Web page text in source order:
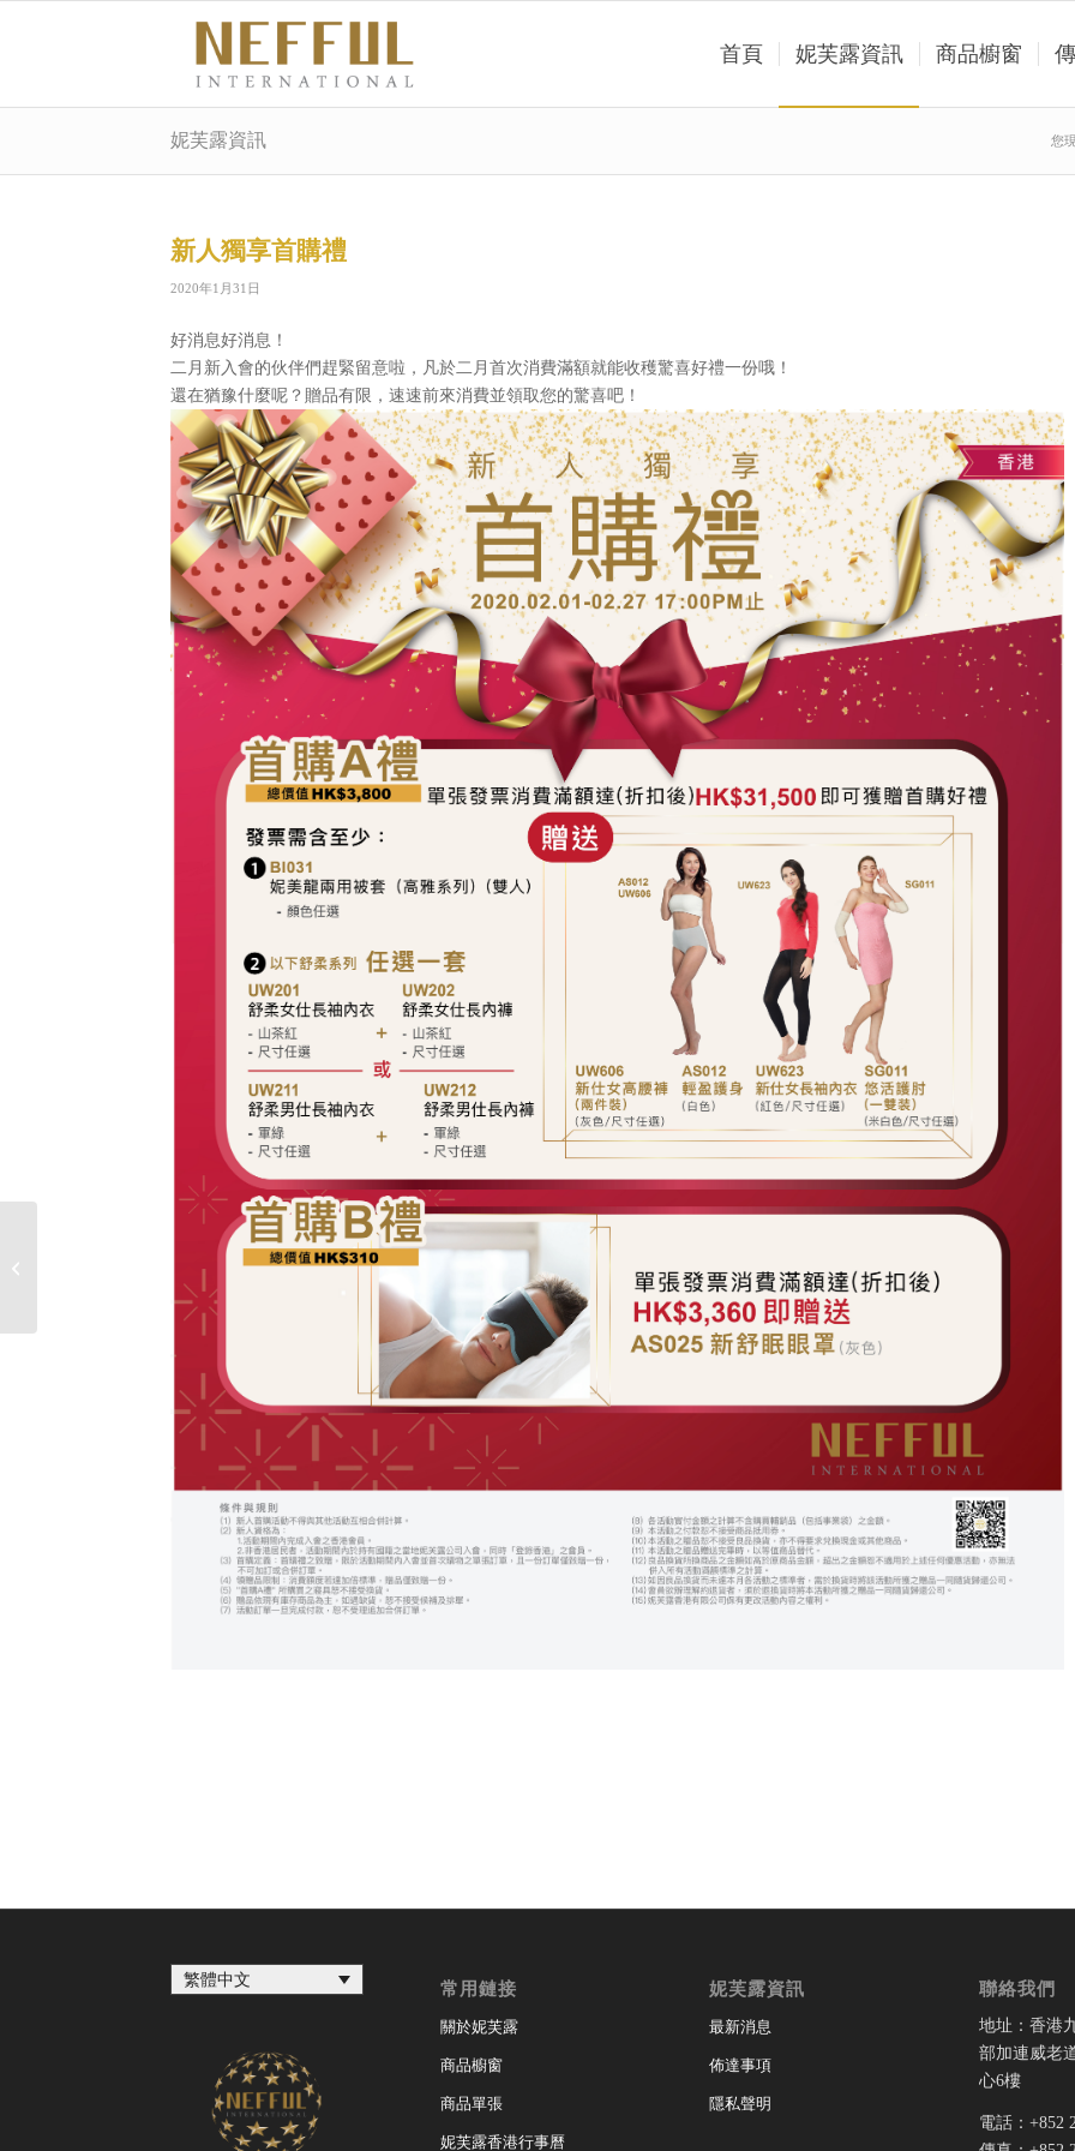
首頁 妮芙露資訊 商品櫥窗
妮芙露資訊 您
新人獨享首購禮
2020年1月31日
好消息好消息！
二月新入會的伙伴們趕緊留意啦，凡於二月首次消費滿額就能收穫驚喜好禮一份哦！
還在猶豫什麼呢？贈品有限，速速前來消費並領取您的驚喜吧！
繁體中文 常用鏈接
關於妮芙露
商品櫥窗
商品單張
妮芙露香港行事曆
妮芙露資訊
最新消息
佈達事項
隱私聲明
聯絡我們
地址：香港
部加連威老
心6樓
電話：+852
2020年季度業績躍進挑戰